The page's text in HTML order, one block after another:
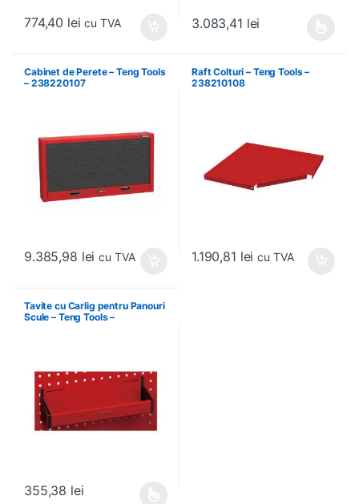
774,40 lei cu TVA 3.083,41 lei
Cabinet de Perete – Teng Tools
– 238220107
9.385,98 lei cu TVA
Raft Colturi – Teng Tools –
238210108
1.190,81 lei cu TVA
Tavite cu Carlig pentru Panouri
Scule – Teng Tools –
355,38 lei